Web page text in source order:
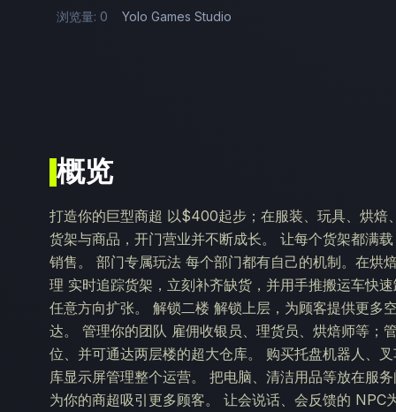
浏览量: 0 Yolo Games Studio
概览
打造你的巨型商超 以$400起步；在服装、玩具、烘焙
货架与商品，开门营业并不断成长。 让每个货架都满
销售。 部门专属玩法 每个部门都有自己的机制。在烘
理 实时追踪货架，立刻补齐缺货，并用手推搬运车快
任意方向扩张。 解锁二楼 解锁上层，为顾客提供更多
达。 管理你的团队 雇佣收银员、理货员、烘焙师等；
位、并可通达两层楼的超大仓库。 购买托盘机器人、
库显示屏管理整个运营。 把电脑、清洁用品等放在服
为你的商超吸引更多顾客。 让会说话、会反馈的